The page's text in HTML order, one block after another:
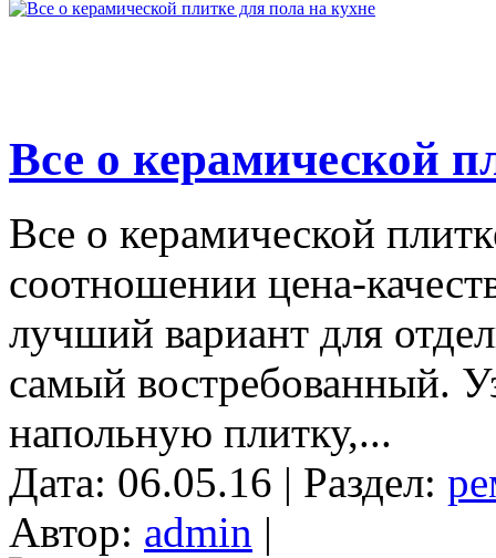
Все о керамической
Все о керамической
соотношении цена-
лучший вариант для
самый востребованный.
напольную плитку,...
Дата: 06.05.16 | Раздел:
Автор: admin |